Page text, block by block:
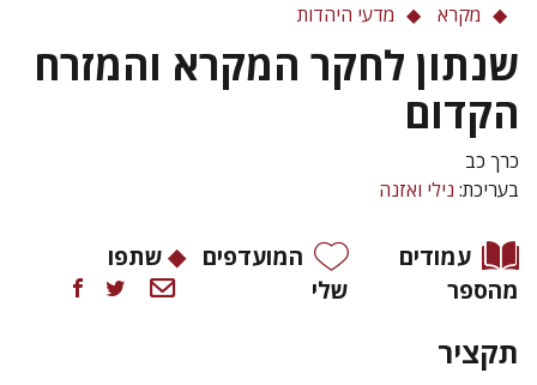
מקרא
מדעי היהדות
שנתון לחקר המקרא והמזרח
הקדום
כרך כב
בעריכת: נילי ואזנה
עמודים
מהספר
המועדפים
שלי
שתפו
תקציר